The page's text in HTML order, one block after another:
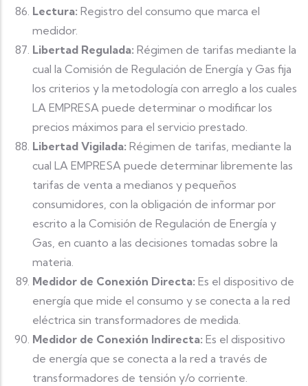
Lectura: Registro del consumo que marca el
medidor.
Libertad Regulada: Régimen de tarifas mediante la
cual la Comisión de Regulación de Energía y Gas fija
los criterios y la metodología con arreglo a los cuales
LA EMPRESA puede determinar o modificar los
precios máximos para el servicio prestado.
Libertad Vigilada: Régimen de tarifas, mediante la
cual LA EMPRESA puede determinar libremente las
tarifas de venta a medianos y pequeños
consumidores, con la obligación de informar por
escrito a la Comisión de Regulación de Energía y
Gas, en cuanto a las decisiones tomadas sobre la
materia.
Medidor de Conexión Directa: Es el dispositivo de
energía que mide el consumo y se conecta a la red
eléctrica sin transformadores de medida.
Medidor de Conexión Indirecta: Es el dispositivo
de energía que se conecta a la red a través de
transformadores de tensión y/o corriente.